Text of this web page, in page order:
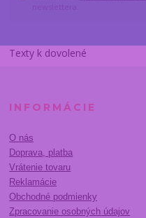
Texty k dovolené
INFORMÁCIE
O nás
Doprava, platba
Vrátenie tovaru
Reklamácie
Obchodné podmienky
Zpracovanie osobných údajov